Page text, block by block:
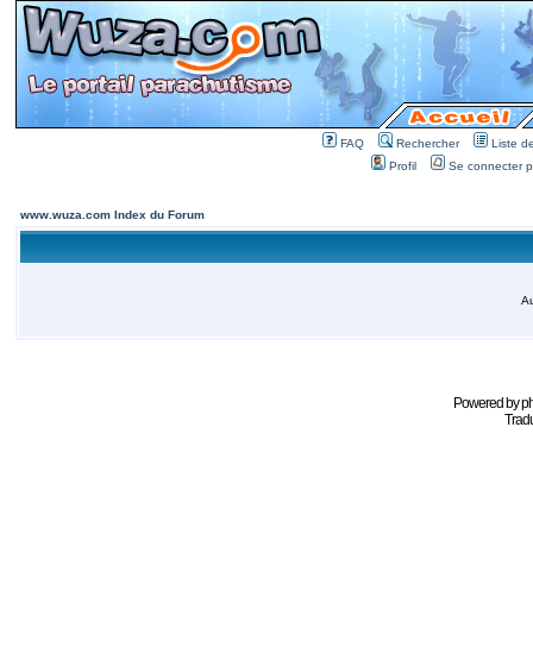
FAQ Rechercher
Liste
Profil
Se connecter
www.wuza.com Index du Forum
Powered by